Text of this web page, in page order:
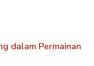
dalam Permainan